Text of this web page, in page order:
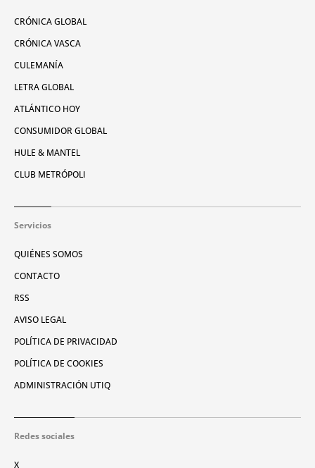
CRÓNICA GLOBAL
CRÓNICA VASCA
CULEMANÍA
LETRA GLOBAL
ATLÁNTICO HOY
CONSUMIDOR GLOBAL
HULE & MANTEL
CLUB METRÓPOLI
Servicios
QUIÉNES SOMOS
CONTACTO
RSS
AVISO LEGAL
POLÍTICA DE PRIVACIDAD
POLÍTICA DE COOKIES
ADMINISTRACIÓN UTIQ
Redes sociales
X